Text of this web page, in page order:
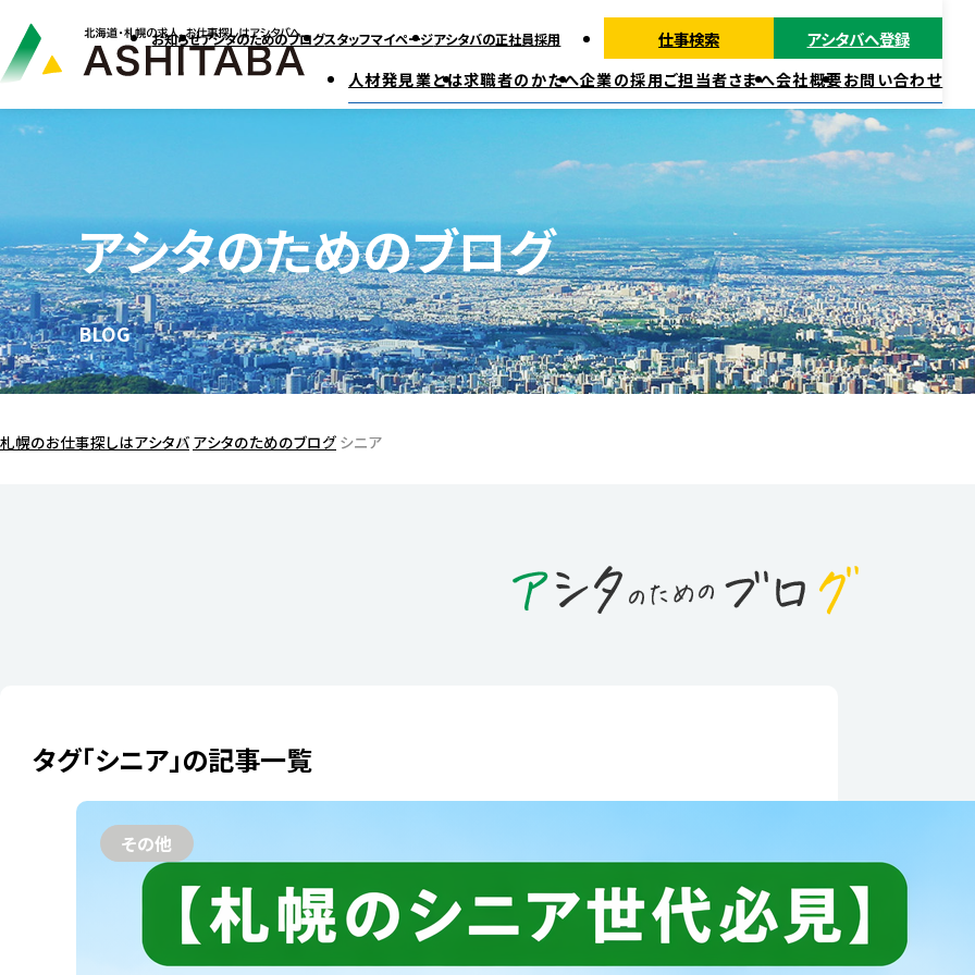
お知らせアシタのためのブログスタッフマイページアシタバの正社員採用 仕事検索
アシタバへ登録
人材発見業とは求職者のかたへ
派遣ではたらく
正社員・契約社員ではたらく
企業の採用ご担当者さまへ会社概要お問い合わせ
アシタのためのブログ
BLOG
札幌のお仕事探しはアシタバ アシタのためのブログ シニア
タグ「シニア」の記事一覧
その他
たままではもったいない！高年齢雇用継
続給付かんたんチェック